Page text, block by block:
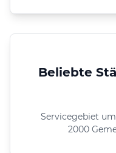
Beliebte
Servicegebiet
2000